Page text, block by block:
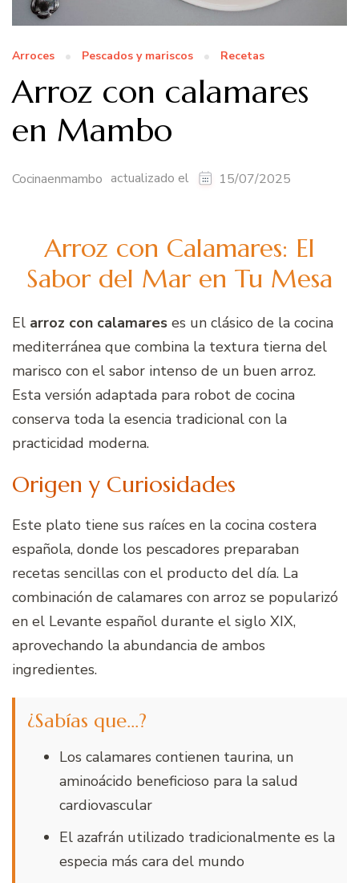
Arroces Pescados y mariscos Recetas
Arroz con calamares
en Mambo
Cocinaenmambo actualizado el 15/07/2025
Arroz con Calamares: El
Sabor del Mar en Tu Mesa
El arroz con calamares es un clásico de la cocina
mediterránea que combina la textura tierna del
marisco con el sabor intenso de un buen arroz.
Esta versión adaptada para robot de cocina
conserva toda la esencia tradicional con la
practicidad moderna.
Origen y Curiosidades
Este plato tiene sus raíces en la cocina costera
española, donde los pescadores preparaban
recetas sencillas con el producto del día. La
combinación de calamares con arroz se popularizó
en el Levante español durante el siglo XIX,
aprovechando la abundancia de ambos
ingredientes.
¿Sabías que…?
Los calamares contienen taurina, un
aminoácido beneficioso para la salud
cardiovascular
El azafrán utilizado tradicionalmente es la
especia más cara del mundo